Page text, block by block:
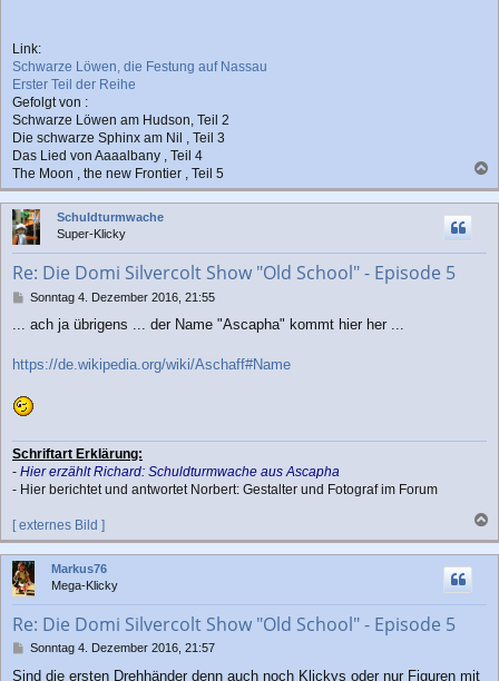
Link:
Schwarze Löwen, die Festung auf Nassau
Erster Teil der Reihe
Gefolgt von :
Schwarze Löwen am Hudson, Teil 2
Die schwarze Sphinx am Nil , Teil 3
Das Lied von Aaaalbany , Teil 4
The Moon , the new Frontier , Teil 5
a
c
Schuldturmwache
Super-Klicky
Re: Die Domi Silvercolt Show "Old School" - Episode 5
B
r
g
Sonntag 4. Dezember 2016, 21:55
... ach ja übrigens ... der Name "Ascapha" kommt hier her ...
https://de.wikipedia.org/wiki/Aschaff#Name
Schriftart Erklärung:
- Hier erzählt Richard: Schuldturmwache aus Ascapha
- Hier berichtet und antwortet Norbert: Gestalter und Fotograf im Forum
[ externes Bild ]
a
c
Markus76
Mega-Klicky
Re: Die Domi Silvercolt Show "Old School" - Episode 5
BSonntag 4. Dezember 2016, 21:57
Sind die ersten Drehhänder denn auch noch Klickys oder nur Figuren mit